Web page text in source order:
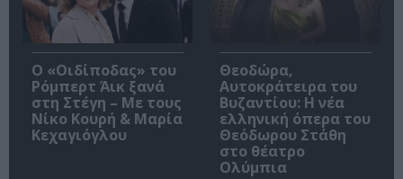
O «Οιδίποδας» του
Ρόμπερτ Άικ ξανά
στη Στέγη – Με τους
Νίκο Κουρή & Μαρία
Κεχαγιόγλου
Θεοδώρα,
Αυτοκράτειρα του
Βυζαντίου: Η νέα
ελληνική όπερα του
Θεόδωρου Στάθη
στο θέατρο
Ολύμπια